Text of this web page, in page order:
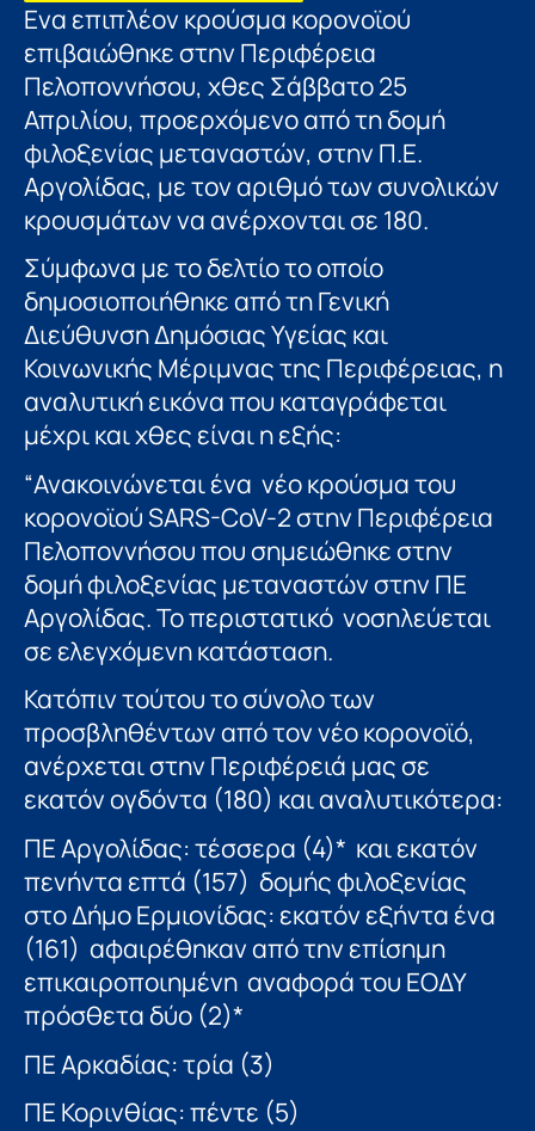
Ενα επιπλέον κρούσμα κορονοϊού
επιβαιώθηκε στην Περιφέρεια
Πελοποννήσου, χθες Σάββατο 25
Απριλίου, προερχόμενο από τη δομή
φιλοξενίας μεταναστών, στην Π.Ε.
Αργολίδας, με τον αριθμό των συνολικών
κρουσμάτων να ανέρχονται σε 180.
Σύμφωνα με το δελτίο το οποίο
δημοσιοποιήθηκε από τη Γενική
Διεύθυνση Δημόσιας Υγείας και
Κοινωνικής Μέριμνας της Περιφέρειας, η
αναλυτική εικόνα που καταγράφεται
μέχρι και χθες είναι η εξής:
“Ανακοινώνεται ένα νέο κρούσμα του
κορονοϊού SARS-CoV-2 στην Περιφέρεια
Πελοποννήσου που σημειώθηκε στην
δομή φιλοξενίας μεταναστών στην ΠΕ
Αργολίδας. Το περιστατικό νοσηλεύεται
σε ελεγχόμενη κατάσταση.
Κατόπιν τούτου το σύνολο των
προσβληθέντων από τον νέο κορονοϊό,
ανέρχεται στην Περιφέρειά μας σε
εκατόν ογδόντα (180) και αναλυτικότερα:
ΠΕ Αργολίδας: τέσσερα (4)* και εκατόν
πενήντα επτά (157) δομής φιλοξενίας
στο Δήμο Ερμιονίδας: εκατόν εξήντα ένα
(161) αφαιρέθηκαν από την επίσημη
επικαιροποιημένη αναφορά του ΕΟΔΥ
πρόσθετα δύο (2)*
ΠΕ Αρκαδίας: τρία (3)
ΠΕ Κορινθίας: πέντε (5)